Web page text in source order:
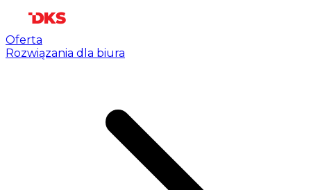
Oferta
Rozwiązania dla biura